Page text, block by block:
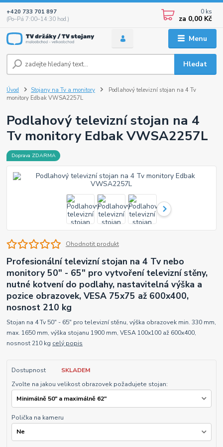
Menu
Hledat
+420 733 701 897
(Po–Pá 7:00–14:30 hod.)
0 ks
za 0,00 Kč
Úvod Stojany na Tv a monitory
Podlahový televizní stojan na 4 Tv
monitory Edbak VWSA2257L
Podlahový televizní stojan na 4
Tv monitory Edbak VWSA2257L
Doprava ZDARMA
Ohodnotit produkt
Profesionální televizní stojan na 4 Tv nebo
monitory 50" - 65" pro vytvoření televizní stěny,
nutné kotvení do podlahy, nastavitelná výška a
pozice obrazovek, VESA 75x75 až 600x400,
nosnost 210 kg
Stojan na 4 Tv 50" - 65" pro televizní stěnu, výška obrazovek min. 330 mm,
max. 1650 mm, výška stojanu 1900 mm, VESA 100x100 až 600x400,
nosnost 210 kg celý popis
Dostupnost
SKLADEM
Zvolte na jakou velikost obrazovek požadujete stojan:
Polička na kameru